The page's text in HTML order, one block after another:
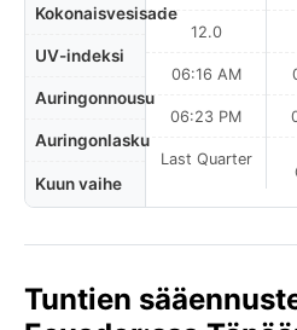
Kokonaisvesisade
UV-indeksi
Auringonnousu
Auringonlasku
Kuun vaihe
12.0
06:16 AM
06:23 PM
Last Quarter
Tuntien